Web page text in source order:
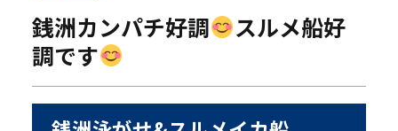
銭洲カンパチ好調
スルメ船好
調です